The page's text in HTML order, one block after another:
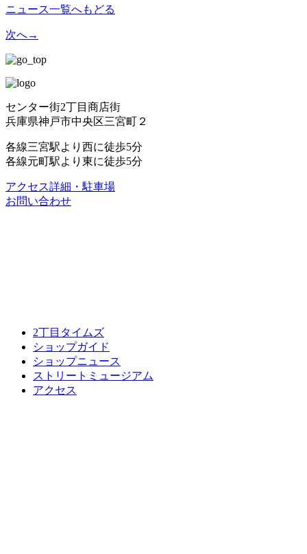
ニュース一覧へもどる
次へ→
センター街2丁目商店街
兵庫県神戸市中央区三宮町２
各線三宮駅より西に徒歩5分
各線元町駅より東に徒歩5分
アクセス詳細・駐車場
お問い合わせ
2丁目タイムズ
ショップガイド
ショップニュース
ストリートミュージアム
アクセス